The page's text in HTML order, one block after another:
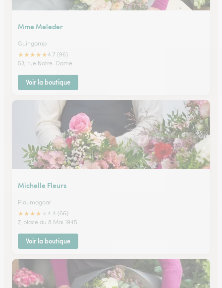
Mme Meleder
Guingamp
★★★★★4.7 (96)
53, rue Notre-Dame
Voir la boutique
Michelle Fleurs
Ploumagoar
★★★★
4.4 (66)
7, place du 8 Mai 1945
Voir la boutique